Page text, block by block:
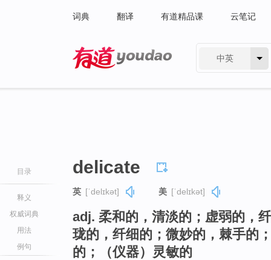
词典 翻译 有道精品课 云笔记
中英
目录
释义
权威词典
用法
例句
delicate
英 [ˈdelɪkət] 美 [ˈdelɪkət]
adj. 柔和的，清淡的；虚弱的，
珑的，纤细的；微妙的，棘手的
的；（仪器）灵敏的